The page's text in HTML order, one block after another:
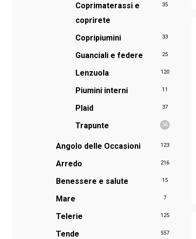
Coprimaterassi e
coprirete
35
Copripiumini 33
Guanciali e federe 25
Lenzuola 120
Piumini interni 11
Plaid 37
Trapunte 36
Angolo delle Occasioni 123
Arredo 216
Benessere e salute 15
Mare 7
Telerie 125
Tende 557